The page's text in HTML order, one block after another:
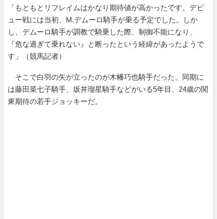
「もともとリフレイムはかなり期待値が高かったです。デビ
ュー戦には当初、M.デムーロ騎手が乗る予定でした。しか
し、デムーロ騎手が調教で騎乗した際、制御不能になり、
『危な過ぎて乗れない』と断ったという経緯があったようで
す」（競馬記者）
そこで白羽の矢が立ったのが木幡巧也騎手だった。同期に
は藤田菜七子騎手、坂井瑠星騎手などがいる5年目、24歳の関
東期待の若手ジョッキーだ。